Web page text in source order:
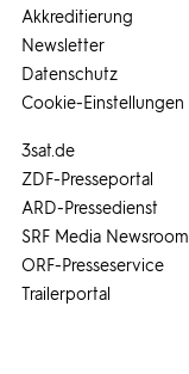
3sat.de
ZDF-Presseportal
ARD-Pressedienst
SRF Media Newsroom
ORF-Presseservice
Trailerportal
Akkreditierung
Newsletter
Datenschutz
Cookie-Einstellungen